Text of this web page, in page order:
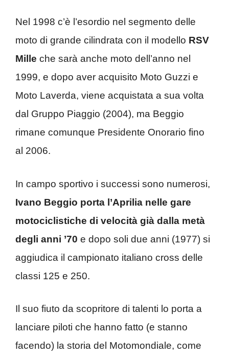
Nel 1998 c’è l’esordio nel segmento delle
moto di grande cilindrata con il modello RSV
Mille che sarà anche moto dell’anno nel
1999, e dopo aver acquisito Moto Guzzi e
Moto Laverda, viene acquistata a sua volta
dal Gruppo Piaggio (2004), ma Beggio
rimane comunque Presidente Onorario fino
al 2006.
In campo sportivo i successi sono numerosi,
Ivano Beggio porta l’Aprilia nelle gare
motociclistiche di velocità già dalla metà
degli anni ’70 e dopo soli due anni (1977) si
aggiudica il campionato italiano cross delle
classi 125 e 250.
Il suo fiuto da scopritore di talenti lo porta a
lanciare piloti che hanno fatto (e stanno
facendo) la storia del Motomondiale, come